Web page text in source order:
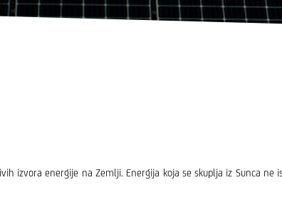
izvora energije na Zemlji. Energija koja se skuplja iz Sunca ne